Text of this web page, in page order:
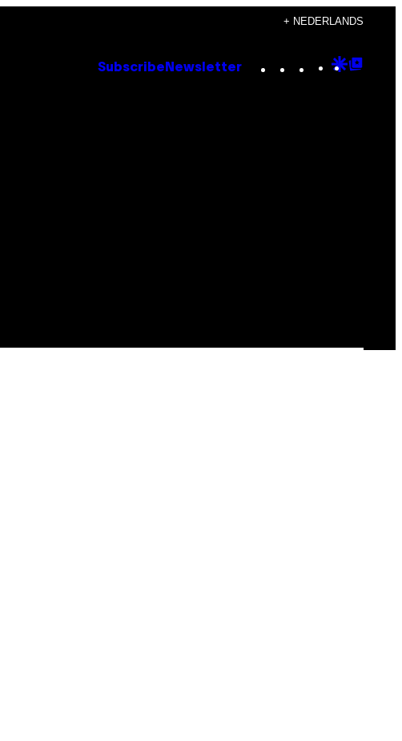
+ NEDERLANDS
Subscribe Newsletter Instagram
TikTok
YouTube
Google